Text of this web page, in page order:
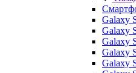
Galaxy
Galaxy
Galaxy
Galaxy
Galaxy